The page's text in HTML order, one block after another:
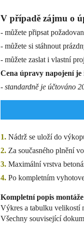
V případě zájmu o
- můžete připsat
- můžete si stáhnout
- můžete zaslat i vlastní
Cena úpravy napojení je
- standardně je účtováno
1. Nádrž se uloží do
2. Za současného plnění
3. Maximální vrstva
4. Po kompletním
Kompletní popis
Výkres a tabulku velikostí
Všechny související